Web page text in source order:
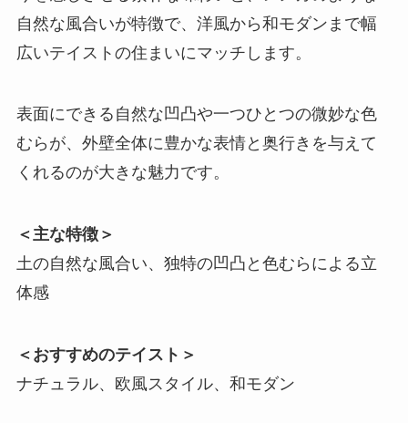
自然な風合いが特徴で、洋風から和モダンまで幅
広いテイストの住まいにマッチします。
表面にできる自然な凹凸や一つひとつの微妙な色
むらが、外壁全体に豊かな表情と奥行きを与えて
くれるのが大きな魅力です。
＜主な特徴＞
土の自然な風合い、独特の凹凸と色むらによる立
体感
＜おすすめのテイスト＞
ナチュラル、欧風スタイル、和モダン